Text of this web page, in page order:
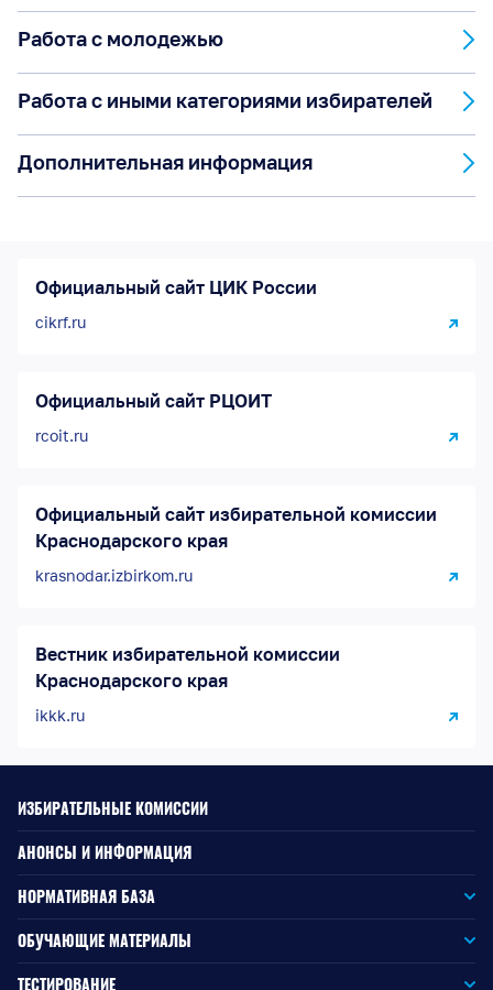
Работа с молодежью
Работа с иными категориями избирателей
Дополнительная информация
Официальный сайт ЦИК России
cikrf.ru
Официальный сайт РЦОИТ
rcoit.ru
Официальный сайт избирательной комиссии
Краснодарского края
krasnodar.izbirkom.ru
Вестник избирательной комиссии
Краснодарского края
ikkk.ru
ИЗБИРАТЕЛЬНЫЕ КОМИССИИ
АНОНСЫ И ИНФОРМАЦИЯ
НОРМАТИВНАЯ БАЗА
Законодательство РФ
Законодательство КК
ОБУЧАЮЩИЕ МАТЕРИАЛЫ
Для окружной избирательной комиссии
ТЕСТИРОВАНИЕ